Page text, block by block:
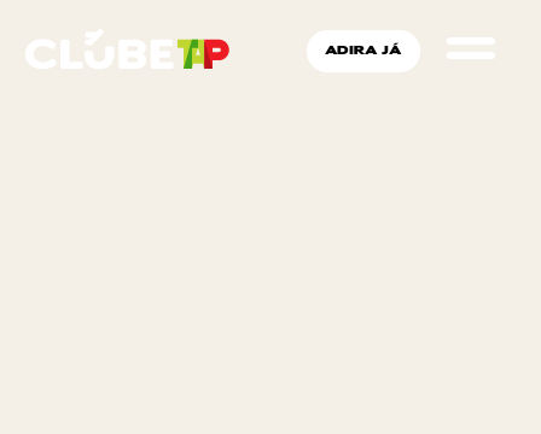
ADIRA JÁ